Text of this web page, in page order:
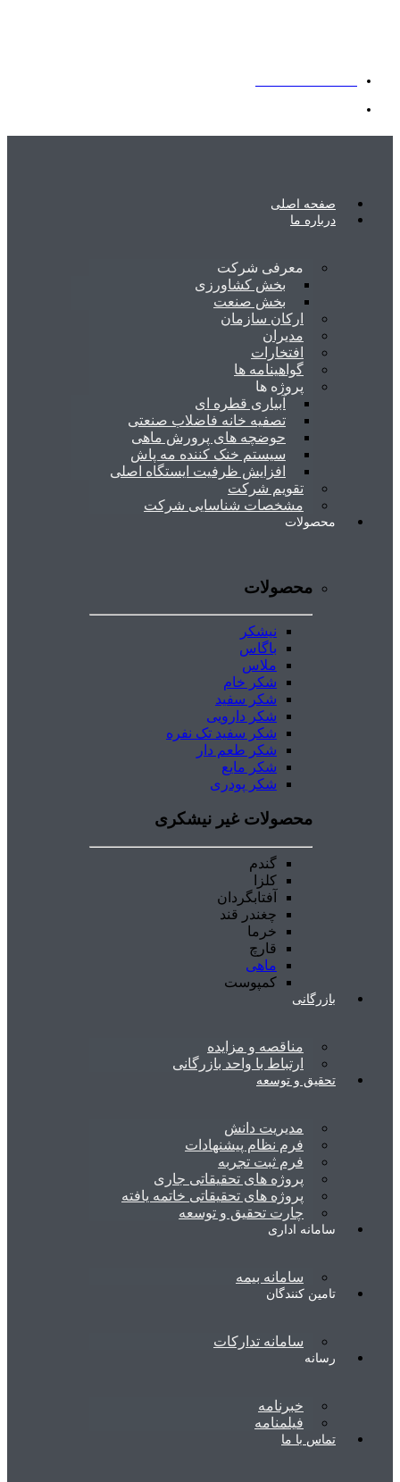
صفحه اصلی
درباره ما
معرفی شرکت
بخش کشاورزی
بخش صنعت
ارکان سازمان
مدیران
افتخارات
گواهینامه ها
پروژه ها
آبیاری قطره ای
تصفیه خانه فاضلاب صنعتی
حوضچه های پرورش ماهی
سیستم خنک کننده مه پاش
افزایش ظرفیت ایستگاه اصلی
تقویم شرکت
مشخصات شناسایی شرکت
محصولات
محصولات
نیشکر
باگاس
ملاس
شکر خام
شکر سفید
شکر دارویی
شکر سفید تک نفره
شکر طعم دار
شکر مایع
شکر پودری
محصولات غیر نیشکری
گندم
کلزا
آفتابگردان
چغندر قند
خرما
قارچ
ماهی
کمپوست
بازرگانی
مناقصه و مزایده
ارتباط با واحد بازرگانی
تحقیق و توسعه
مدیریت دانش
فرم نظام پیشنهادات
فرم ثبت تجربه
پروژه های تحقیقاتی جاری
پروژه های تحقیقاتی خاتمه یافته
چارت تحقیق و توسعه
سامانه اداری
سامانه بیمه
تامین کنندگان
سامانه تدارکات
رسانه
خبرنامه
فیلمنامه
تماس با ما